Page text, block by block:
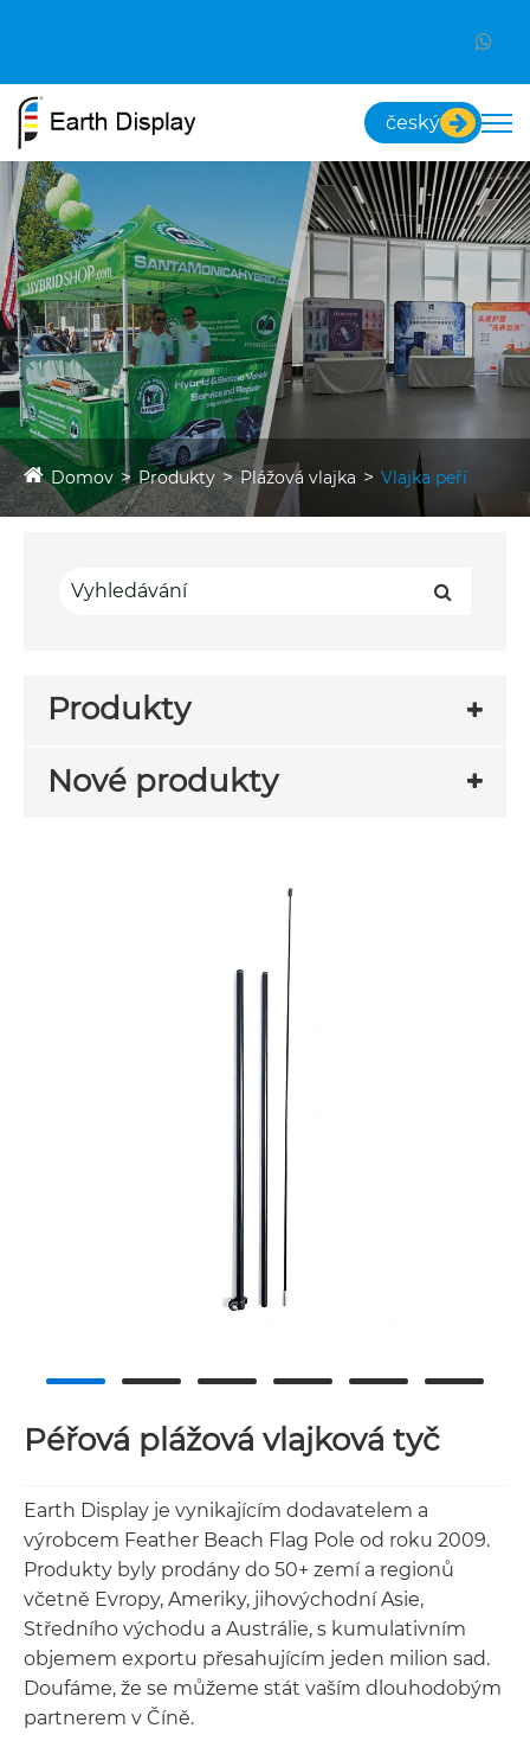
český
Domov Produkty Plážová vlajka Vlajka peří
Produkty
Nové produkty
Péřová plážová vlajková tyč
Earth Display je vynikajícím dodavatelem a
výrobcem Feather Beach Flag Pole od roku 2009.
Produkty byly prodány do 50+ zemí a regionů
včetně Evropy, Ameriky, jihovýchodní Asie,
Středního východu a Austrálie, s kumulativním
objemem exportu přesahujícím jeden milion sad.
Doufáme, že se můžeme stát vaším dlouhodobým
partnerem v Číně.